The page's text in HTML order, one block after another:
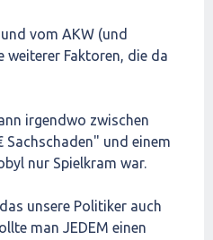
vom AKW (und
weiterer Faktoren, die da
irgendwo zwischen
Sachschaden" und einem
nur Spielkram war.
unsere Politiker auch
man JEDEM einen